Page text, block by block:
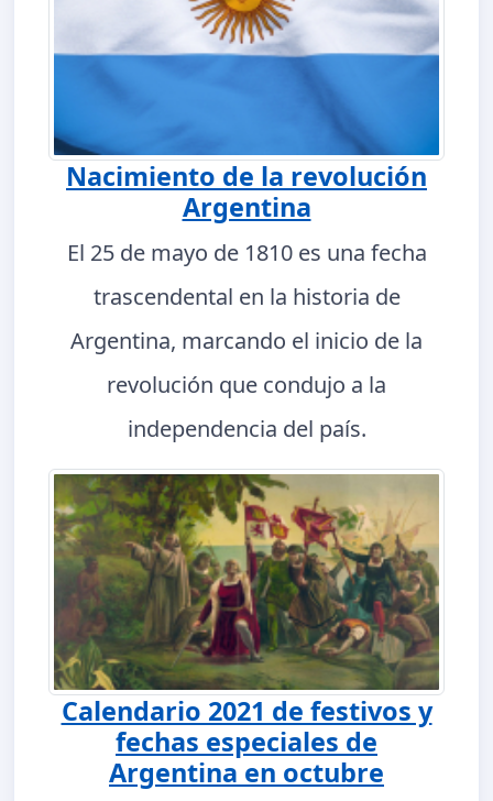
Nacimiento de la revolución
Argentina
El 25 de mayo de 1810 es una fecha
trascendental en la historia de
Argentina, marcando el inicio de la
revolución que condujo a la
independencia del país.
Calendario 2021 de festivos y
fechas especiales de
Argentina en octubre